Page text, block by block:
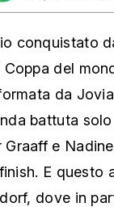
conquistato
del
da
battuta
e
E questo
dove in